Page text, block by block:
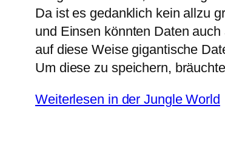
Da ist es gedanklich kein allzu
und Einsen könnten Daten
auf diese Weise gigantische
Um diese zu speichern,
Weiterlesen in der Jungle World